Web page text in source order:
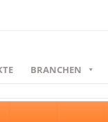
BRANCHEN